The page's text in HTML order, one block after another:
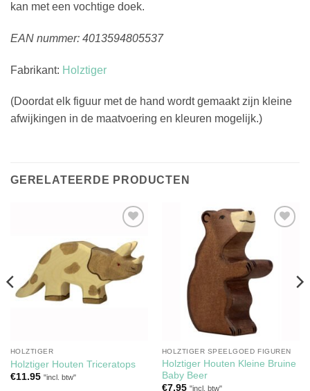
kan met een vochtige doek.
EAN nummer: 4013594805537
Fabrikant: Holztiger
(Doordat elk figuur met de hand wordt gemaakt zijn kleine
afwijkingen in de maatvoering en kleuren mogelijk.)
GERELATEERDE PRODUCTEN
aan
verlanglijst
HOLZTIGER
Holztiger Houten Triceratops
€11.95 "incl. btw"
Toevoegen
HOLZTIGER SPEELGOED FIGUREN
Holztiger Houten Kleine Bruine
Baby Beer
€7.95 "incl. btw"